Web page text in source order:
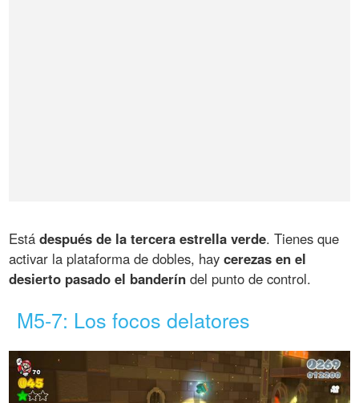
Estádespués de la tercera estrella verde. Tienes que
activar la plataforma de dobles, haycerezas en el
desierto pasado el banderín del punto de control.
M5-7: Los focos delatores